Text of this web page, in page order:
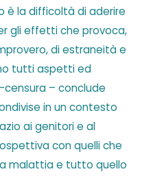
è la difficoltà di aderire
gli effetti che provoca,
di estraneità e
tutti aspetti ed
– conclude
in un contesto
ai genitori e al
con quelli che
malattia e tutto quello